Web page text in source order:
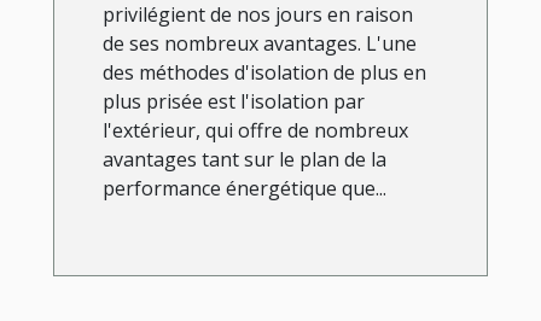
privilégient de nos jours en raison
de ses nombreux avantages. L'une
des méthodes d'isolation de plus en
plus prisée est l'isolation par
l'extérieur, qui offre de nombreux
avantages tant sur le plan de la
performance énergétique que...